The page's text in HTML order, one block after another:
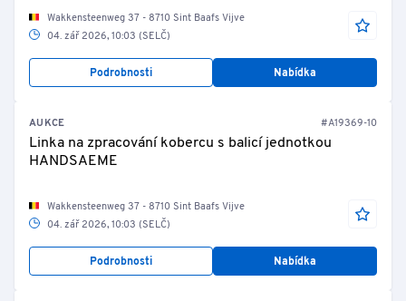
Wakkensteenweg 37 - 8710 Sint Baafs Vijve
04. zář 2026, 10:03 (SELČ)
Podrobnosti Nabídka
AUKCE #A19369-10
Linka na zpracování kobercu s balicí jednotkou
HANDSAEME
Wakkensteenweg 37 - 8710 Sint Baafs Vijve
04. zář 2026, 10:03 (SELČ)
Podrobnosti Nabídka